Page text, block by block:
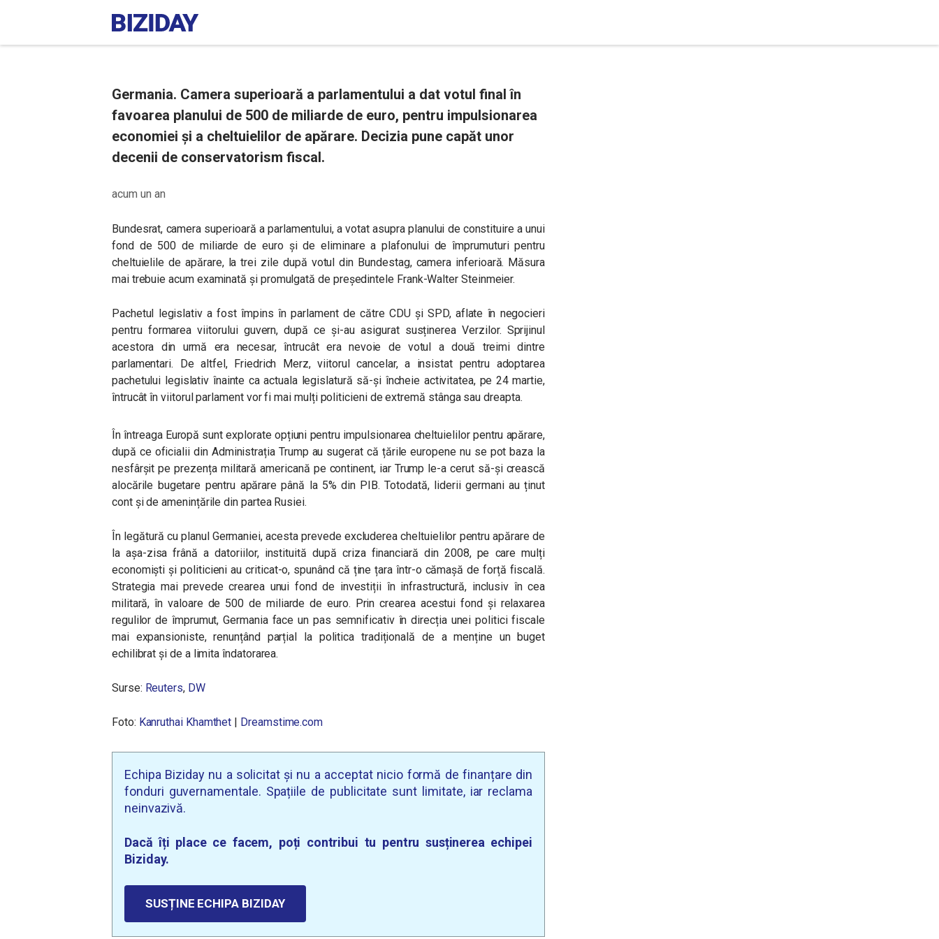
Germania. Camera superioară a parlamentului a dat votul final în
favoarea planului de 500 de miliarde de euro, pentru impulsionarea
economiei și a cheltuielilor de apărare. Decizia pune capăt unor
decenii de conservatorism fiscal.
acum un an
Bundesrat, camera superioară a parlamentului, a votat asupra planului de constituire a unui
fond de 500 de miliarde de euro și de eliminare a plafonului de împrumuturi pentru
cheltuielile de apărare, la trei zile după votul din Bundestag, camera inferioară. Măsura
mai trebuie acum examinată şi promulgată de preşedintele Frank-Walter Steinmeier.
Pachetul legislativ a fost împins în parlament de către CDU și SPD, aflate în negocieri
pentru formarea viitorului guvern, după ce și-au asigurat susținerea Verzilor. Sprijinul
acestora din urmă era necesar, întrucât era nevoie de votul a două treimi dintre
parlamentari. De altfel, Friedrich Merz, viitorul cancelar, a insistat pentru adoptarea
pachetului legislativ înainte ca actuala legislatură să-și încheie activitatea, pe 24 martie,
întrucât în viitorul parlament vor fi mai mulți politicieni de extremă stânga sau dreapta.
În întreaga Europă sunt explorate opțiuni pentru impulsionarea cheltuielilor pentru apărare,
după ce oficialii din Administrația Trump au sugerat că țările europene nu se pot baza la
nesfârșit pe prezența militară americană pe continent, iar Trump le-a cerut să-și crească
alocările bugetare pentru apărare până la 5% din PIB. Totodată, liderii germani au ținut
cont și de amenințările din partea Rusiei.
În legătură cu planul Germaniei, acesta prevede excluderea cheltuielilor pentru apărare de
la așa-zisa frână a datoriilor, instituită după criza financiară din 2008, pe care mulți
economiști și politicieni au criticat-o, spunând că ține țara într-o cămașă de forță fiscală.
Strategia mai prevede crearea unui fond de investiții în infrastructură, inclusiv în cea
militară, în valoare de 500 de miliarde de euro. Prin crearea acestui fond și relaxarea
regulilor de împrumut, Germania face un pas semnificativ în direcția unei politici fiscale
mai expansioniste, renunțând parțial la politica tradițională de a menține un buget
echilibrat și de a limita îndatorarea.
Surse: Reuters, DW
Foto: Kanruthai Khamthet | Dreamstime.com
Echipa Biziday nu a solicitat și nu a acceptat nicio formă de finanțare din
fonduri guvernamentale. Spațiile de publicitate sunt limitate, iar reclama
neinvazivă.
Dacă îți place ce facem, poți contribui tu pentru susținerea echipei
Biziday.
SUSȚINE ECHIPA BIZIDAY